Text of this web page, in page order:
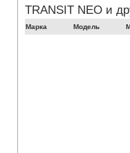
TRANSIT NEO и
Марка Модель